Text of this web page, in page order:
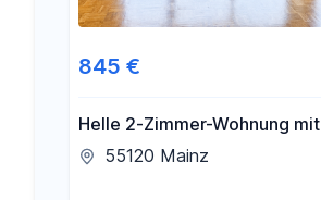
845 €
Helle 2-Zimmer-Wohnung mit
großem grünem Balkon und
55120 Mainz